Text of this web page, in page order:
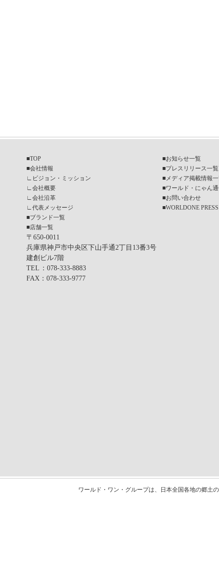
■TOP
■会社情報
∟
ビジョン・ミッション
∟ 会社概要
∟ 会社沿革
∟ 代表メッセージ
■ブランド一覧
■店舗一覧
■お知らせ一覧
■プレスリリース一覧
■ メディア掲載情報
■ワールド・にゃん
■お問い合わせ
■WORLDONE PRESS
〒650-0011
兵庫県神戸市中央区下山手通2丁目13番3号
建創ビル7階
TEL ：078-333-8883
FAX ：078-333-9777
ワールド・ワン・グループは、日本全国各地の郷土